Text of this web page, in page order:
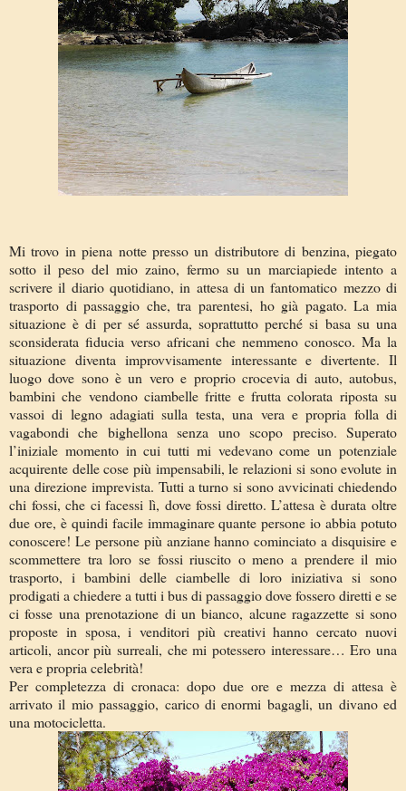
Mi trovo in piena notte presso un distributore di benzina, piegato
sotto il peso del mio zaino, fermo su un marciapiede intento a
scrivere il diario quotidiano, in attesa di un fantomatico mezzo di
trasporto di passaggio che, tra parentesi, ho già pagato. La mia
situazione è di per sé assurda, soprattutto perché si basa su una
sconsiderata fiducia verso africani che nemmeno conosco. Ma la
situazione diventa improvvisamente interessante e divertente. Il
luogo dove sono è un vero e proprio crocevia di auto, autobus,
bambini che vendono ciambelle fritte e frutta colorata riposta su
vassoi di legno adagiati sulla testa, una vera e propria folla di
vagabondi che bighellona senza uno scopo preciso. Superato
l’iniziale momento in cui tutti mi vedevano come un potenziale
acquirente delle cose più impensabili, le relazioni si sono evolute in
una direzione imprevista. Tutti a turno si sono avvicinati chiedendo
chi fossi, che ci facessi lì, dove fossi diretto. L’attesa è durata oltre
due ore, è quindi facile immaginare quante persone io abbia potuto
conoscere! Le persone più anziane hanno cominciato a disquisire e
scommettere tra loro se fossi riuscito o meno a prendere il mio
trasporto, i bambini delle ciambelle di loro iniziativa si sono
prodigati a chiedere a tutti i bus di passaggio dove fossero diretti e se
ci fosse una prenotazione di un bianco, alcune ragazzette si sono
proposte in sposa, i venditori più creativi hanno cercato nuovi
articoli, ancor più surreali, che mi potessero interessare… Ero una
vera e propria celebrità!
Per completezza di cronaca: dopo due ore e mezza di attesa è
arrivato il mio passaggio, carico di enormi bagagli, un divano ed
una motocicletta.